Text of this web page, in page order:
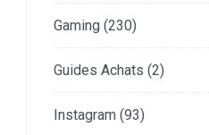
Gaming (230)
Guides Achats (2)
Instagram (93)